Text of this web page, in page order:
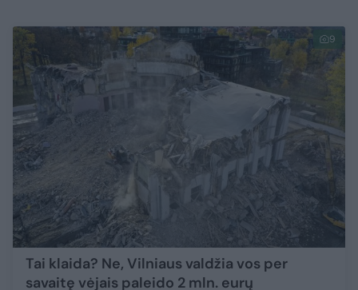
9
Tai klaida? Ne, Vilniaus valdžia vos per
savaitę vėjais paleido 2 mln. eurų